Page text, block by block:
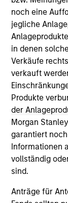
noch eine
jegliche
in denen
Verkäufe
verkauft
Produkte
der
Morgan
garantiert
Informationen
vollständig
sind.
Anträge für
purposes only.
not constitute
offering of
solicitation of
jurisdiction in
purchase or
securities,
All investing
Please refer
information on
considerations.